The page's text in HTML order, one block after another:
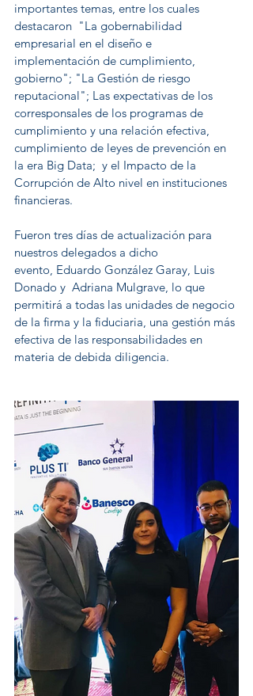
importantes temas, entre los cuales
destacaron  "La gobernabilidad
empresarial en el diseño e
implementación de cumplimiento,
gobierno"; "La Gestión de riesgo
reputacional"; Las expectativas de los
corresponsales de los programas de
cumplimiento y una relación efectiva,
cumplimiento de leyes de prevención en
la era Big Data;  y el Impacto de la
Corrupción de Alto nivel en instituciones
financieras.
Fueron tres días de actualización para
nuestros delegados a dicho
evento, Eduardo González Garay, Luis
Donado y  Adriana Mulgrave, lo que
permitirá a todas las unidades de negocio
de la firma y la fiduciaria, una gestión más
efectiva de las responsabilidades en
materia de debida diligencia.